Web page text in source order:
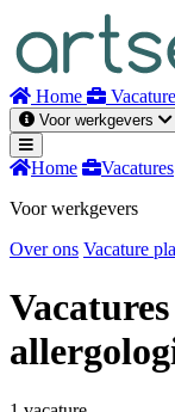
inhoud
Home
Voor werkgevers
Home
Vacatures
Voor werkgevers
Over ons Vacature